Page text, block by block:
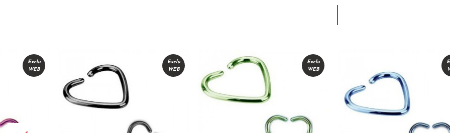
Exclu
WEB
Exclu
WEB
Exclu
WEB